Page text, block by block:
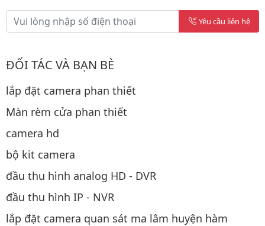
Yêu cầu liên hệ
ĐỐI TÁC VÀ BẠN BÈ
lắp đặt camera phan thiết
Màn rèm cửa phan thiết
camera hd
bộ kit camera
đầu thu hình analog HD - DVR
đầu thu hình IP - NVR
lắp đặt camera quan sát ma lâm huyện hàm